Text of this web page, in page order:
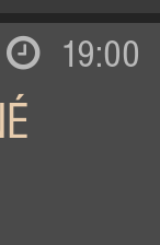
19:00